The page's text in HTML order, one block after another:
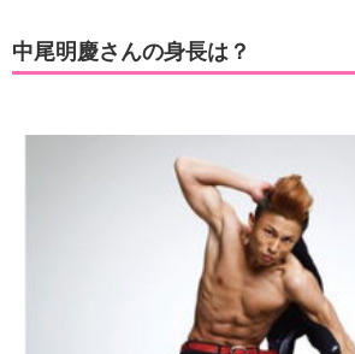
中尾明慶さんの身長は？